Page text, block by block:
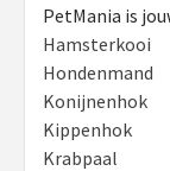
PetMania is
Hamsterkooi
Hondenmand
Konijnenhok
Kippenhok
Krabpaal